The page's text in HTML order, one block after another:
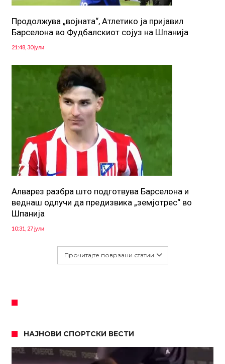
Продолжува „војната“, Атлетико ја пријавил
Барселона во Фудбалскиот сојуз на Шпанија
21:48, 30 јули
Алварез разбра што подготвува Барселона и
веднаш одлучи да предизвика „земјотрес“ во
Шпанија
10:31, 27 јули
Прочитајте поврзани статии
НАЈНОВИ СПОРТСКИ ВЕСТИ